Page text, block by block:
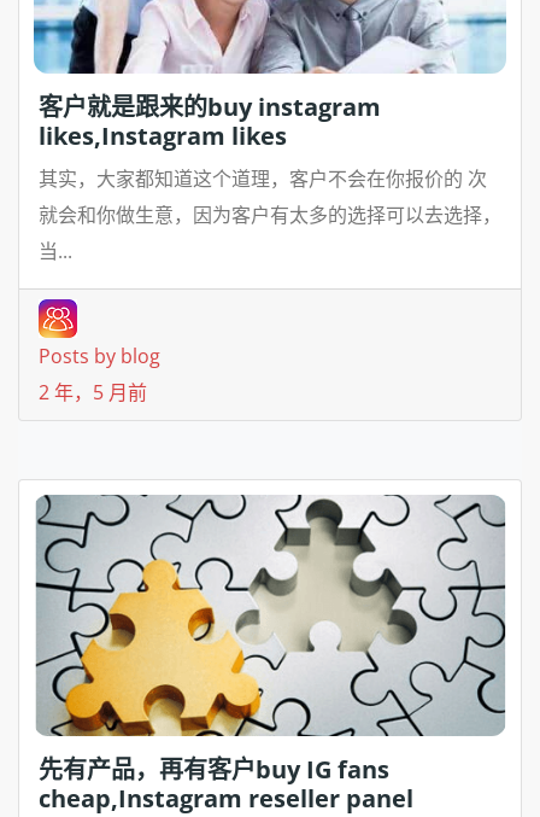
客户就是跟来的buy instagram
likes,Instagram likes
其实，大家都知道这个道理，客户不会在你报价的 次
就会和你做生意，因为客户有太多的选择可以去选择，
当...
Posts by blog
2 年，5 月前
先有产品，再有客户buy IG fans
cheap,Instagram reseller panel